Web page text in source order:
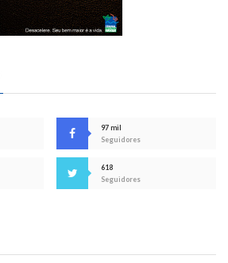
97 mil
Seguidores
618
Seguidores